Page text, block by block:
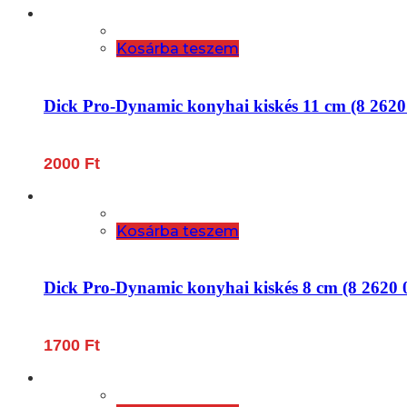
Kosárba teszem
Dick Pro-Dynamic konyhai kiskés 11 cm (8
2000 Ft
Kosárba teszem
Dick Pro-Dynamic konyhai kiskés 8 cm (8 2620
1700 Ft